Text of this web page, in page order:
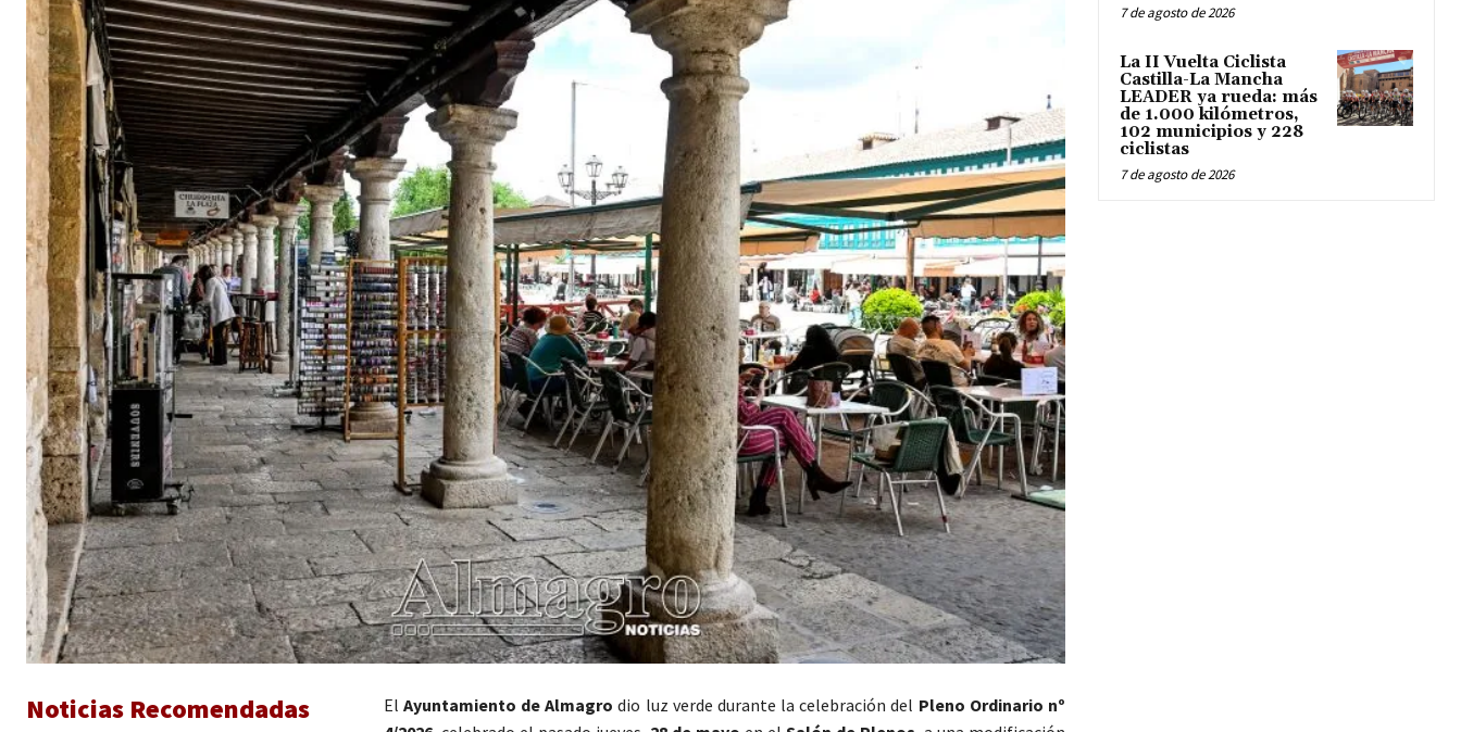
Noticias Recomendadas El Ayuntamiento de Almagro dio luz verde durante la celebración del Pleno Ordinario nº
7 de agosto de 2026
La II Vuelta Ciclista
Castilla-La Mancha
LEADER ya rueda: más
de 1.000 kilómetros,
102 municipios y 228
ciclistas
7 de agosto de 2026